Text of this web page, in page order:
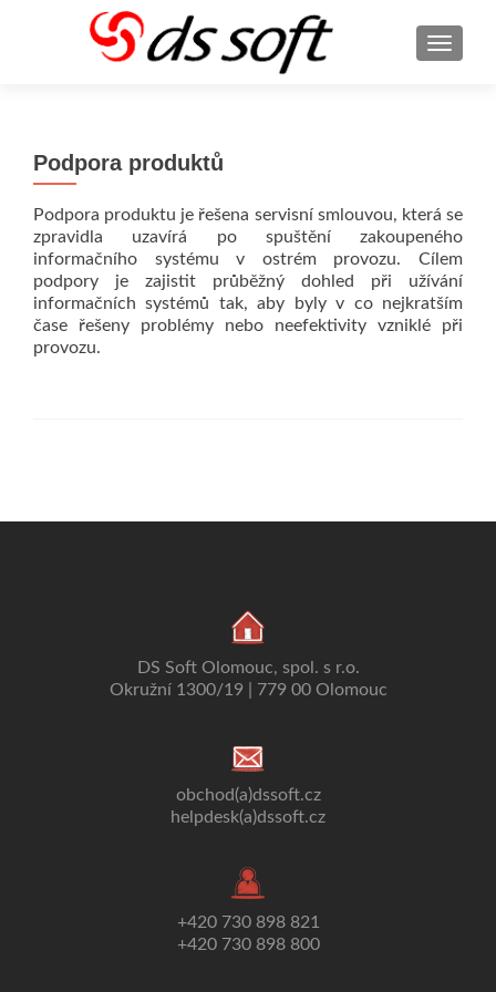
Podpora produktů
Podpora produktu je řešena servisní smlouvou, která se
zpravidla uzavírá po spuštění zakoupeného
informačního systému v ostrém provozu. Cílem
podpory je zajistit průběžný dohled při užívání
informačních systémů tak, aby byly v co nejkratším
čase řešeny problémy nebo neefektivity vzniklé při
provozu.
DS Soft Olomouc, spol. s r.o.
Okružní 1300/19 | 779 00 Olomouc
obchod(a)dssoft.cz
helpdesk(a)dssoft.cz
+420 730 898 821
+420 730 898 800